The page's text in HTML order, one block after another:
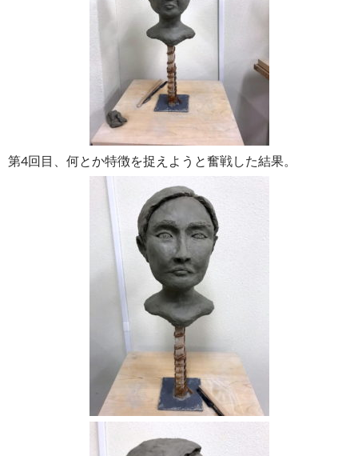
第4回目、何とか特徴を捉えようと奮戦した結果。